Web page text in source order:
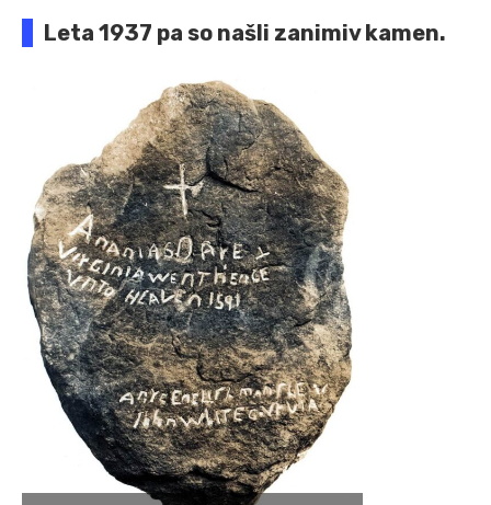
Leta 1937 pa so našli zanimiv kamen.